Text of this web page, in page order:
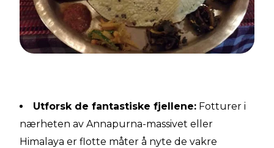
Utforsk de fantastiske fjellene: Fotturer i
nærheten av Annapurna-massivet eller
Himalaya er flotte måter å nyte de vakre